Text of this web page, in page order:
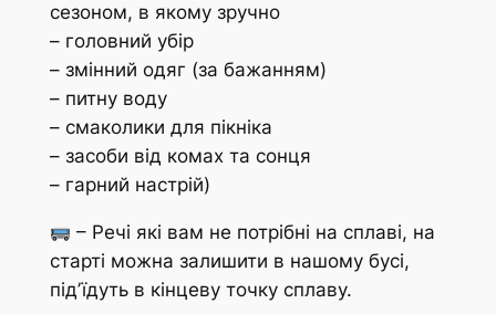
сезоном, в якому зручно
– головний убір
– змінний одяг (за бажанням)
– питну воду
– смаколики для пікніка
– засоби від комах та сонця
– гарний настрій)
– Речі які вам не потрібні на сплаві, на
старті можна залишити в нашому бусі,
підʼїдуть в кінцеву точку сплаву.